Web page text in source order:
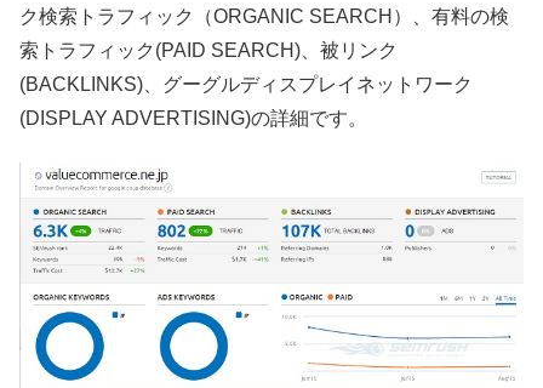
ク検索トラフィック（ORGANIC SEARCH）、有料の検
索トラフィック(PAID SEARCH)、被リンク
(BACKLINKS)、グーグルディスプレイネットワーク
(DISPLAY ADVERTISING)の詳細です。